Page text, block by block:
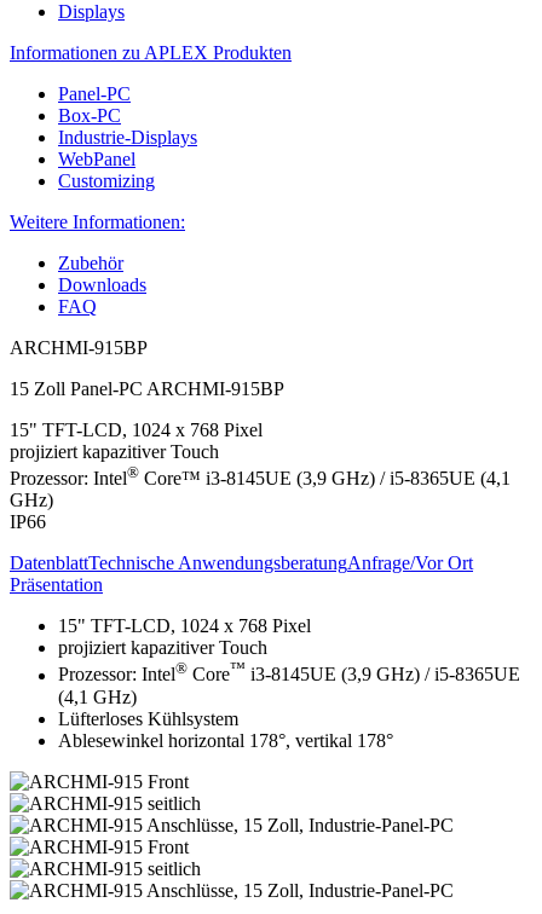
Displays
Informationen zu APLEX Produkten
Panel-PC
Box-PC
Industrie-Displays
WebPanel
Customizing
Weitere Informationen:
Zubehör
Downloads
FAQ
ARCHMI-915BP
15 Zoll Panel-PC ARCHMI-915BP
15" TFT-LCD, 1024 x 768 Pixel
projiziert kapazitiver Touch
Prozessor: Intel® Core™ i3-8145UE (3,9 GHz) / i5-8365UE (4,1
GHz)
IP66
DatenblattTechnische AnwendungsberatungAnfrage/Vor Ort
Präsentation
15" TFT-LCD, 1024 x 768 Pixel
projiziert kapazitiver Touch
Prozessor: Intel® Core™ i3-8145UE (3,9 GHz) / i5-8365UE
(4,1 GHz)
Lüfterloses Kühlsystem
Ablesewinkel horizontal 178°, vertikal 178°